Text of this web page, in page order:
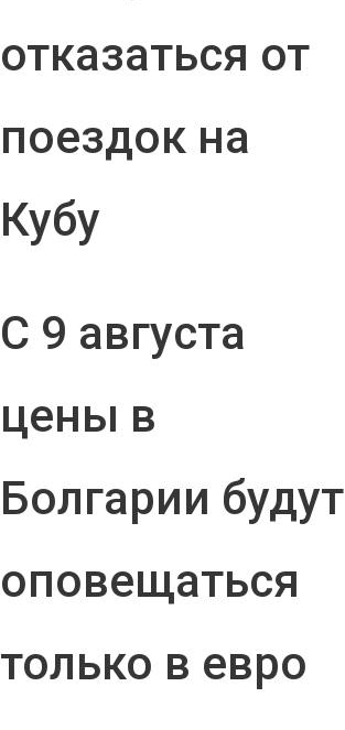
отказаться от
поездок на
Кубу
С 9 августа
цены в
Болгарии будут
оповещаться
только в евро